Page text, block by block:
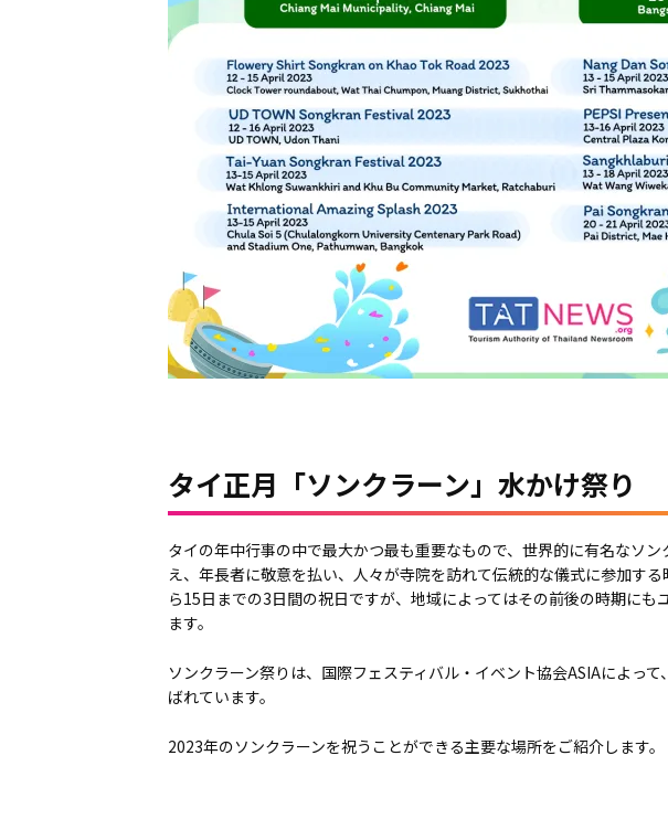
タイ正月「ソンクラーン」水かけ祭り
タイの年中行事の中で最大かつ最も重要なもので、世界的に有名なソ
え、年長者に敬意を払い、人々が寺院を訪れて伝統的な儀式に参加す
ら15日までの3日間の祝日ですが、地域によってはその前後の時期にも
ます。
ソンクラーン祭りは、国際フェスティバル・イベント協会ASIAによっ
ばれています。
2023年のソンクラーンを祝うことができる主要な場所をご紹介します。